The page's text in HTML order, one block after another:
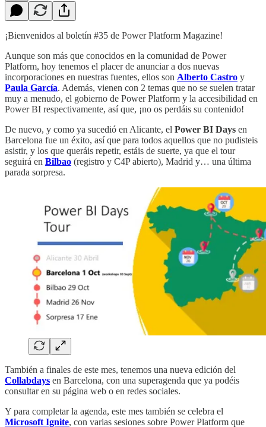
¡Bienvenidos al boletín #35 de Power Platform Magazine!
Aunque son más que conocidos en la comunidad de Power
Platform, hoy tenemos el placer de anunciar a dos nuevas
incorporaciones en nuestras fuentes, ellos son Alberto Castro y
Paula García. Además, vienen con 2 temas que no se suelen tratar
muy a menudo, el gobierno de Power Platform y la accesibilidad en
Power BI respectivamente, así que, ¡no os perdáis su contenido!
De nuevo, y como ya sucedió en Alicante, el Power BI Days en
Barcelona fue un éxito, así que para todos aquellos que no pudisteis
asistir, y los que queráis repetir, estáis de suerte, ya que el tour
seguirá en Bilbao (registro y C4P abierto), Madrid y… una última
parada sorpresa.
También a finales de este mes, tenemos una nueva edición del
Collabdays en Barcelona, con una superagenda que ya podéis
consultar en su página web o en redes sociales.
Y para completar la agenda, este mes también se celebra el
Microsoft Ignite, con varias sesiones sobre Power Platform que